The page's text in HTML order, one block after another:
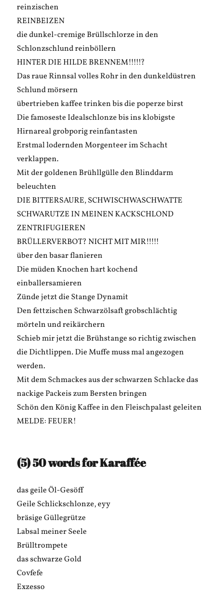
reinzischen
REINBEIZEN
die dunkel-cremige Brüllschlorze in den
Schlonzschlund reinböllern
HINTER DIE HILDE BRENNEM!!!!!?
Das raue Rinnsal volles Rohr in den dunkeldüstren
Schlund mörsern
übertrieben kaffee trinken bis die poperze birst
Die famoseste Idealschlonze bis ins klobigste
Hirnareal grobporig reinfantasten
Erstmal lodernden Morgenteer im Schacht
verklappen.
Mit der goldenen Brühllgülle den Blinddarm
beleuchten
DIE BITTERSAURE, SCHWISCHWASCHWATTE
SCHWARUTZE IN MEINEN KACKSCHLOND
ZENTRIFUGIEREN
BRÜLLERVERBOT? NICHT MIT MIR!!!!!
über den basar flanieren
Die müden Knochen hart kochend
einballersamieren
Zünde jetzt die Stange Dynamit
Den fettzischen Schwarzölsaft grobschlächtig
mörteln und reikärchern
Schieb mir jetzt die Brühstange so richtig zwischen
die Dichtlippen. Die Muffe muss mal angezogen
werden.
Mit dem Schmackes aus der schwarzen Schlacke das
nackige Packeis zum Bersten bringen
Schön den König Kaffee in den Fleischpalast geleiten
MELDE: FEUER!
(5) 50 words for Karaffée
das geile Öl-Gesöff
Geile Schlickschlonze, eyy
bräsige Güllegrütze
Labsal meiner Seele
Brülltrompete
das schwarze Gold
Covfefe
Exzesso